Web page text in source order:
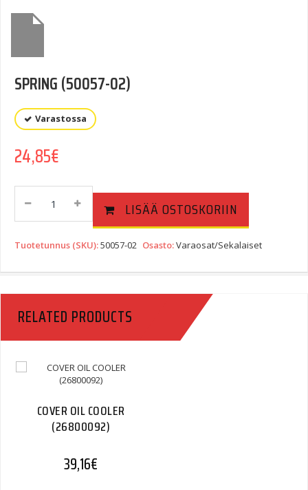
SPRING (50057-02)
Varastossa
24,85€
SPRING
(50057-
Quantity
LISÄÄ OSTOSKORIIN
Tuotetunnus (SKU):50057-02 Osasto:Varaosat/Sekalaiset
RELATED PRODUCTS
COVER OIL COOLER
(26800092)
39,16€